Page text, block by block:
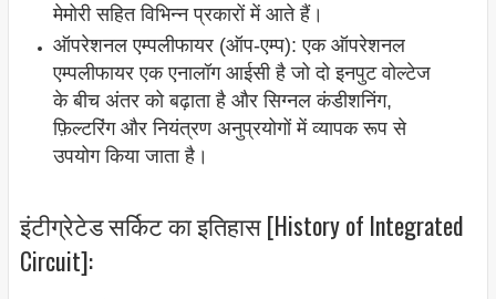
मेमोरी सहित विभिन्न प्रकारों में आते हैं।
ऑपरेशनल एम्पलीफायर (ऑप-एम्प): एक ऑपरेशनल
एम्पलीफायर एक एनालॉग आईसी है जो दो इनपुट वोल्टेज
के बीच अंतर को बढ़ाता है और सिग्नल कंडीशनिंग,
फ़िल्टरिंग और नियंत्रण अनुप्रयोगों में व्यापक रूप से
उपयोग किया जाता है।
इंटीग्रेटेड सर्किट का इतिहास [History of Integrated
Circuit]: